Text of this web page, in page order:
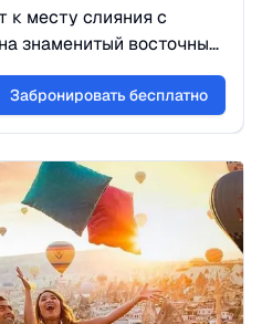
к месту слияния с
знаменитый восточный
Идеальный микс
Забронировать бесплатно